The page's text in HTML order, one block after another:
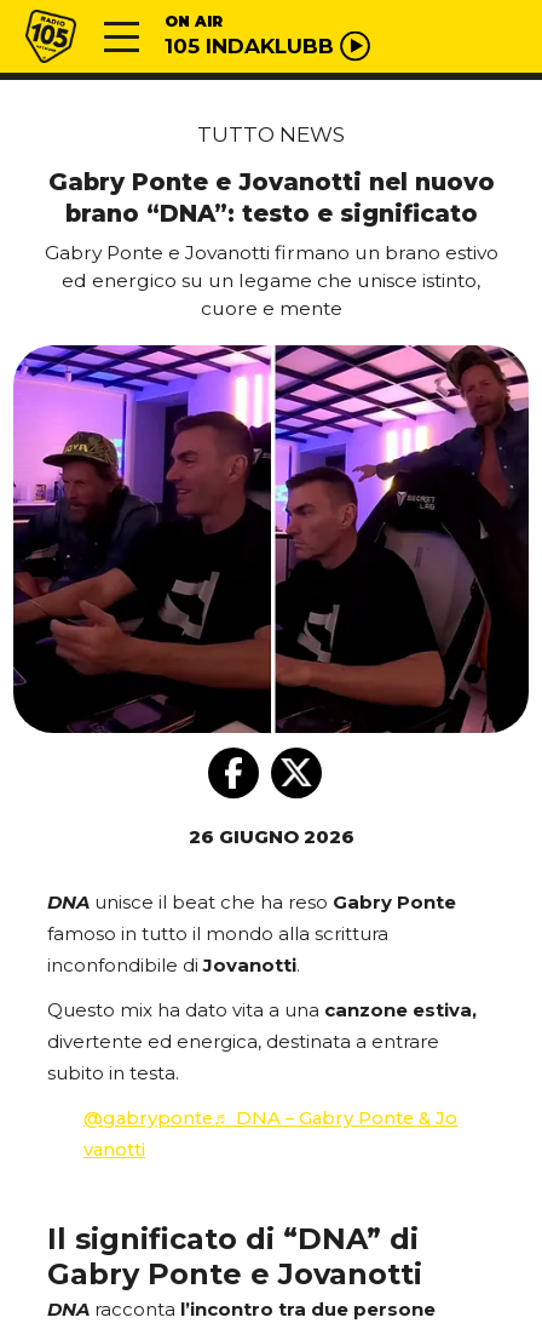
Vai al contenuto
Radio 105 ON AIR
105 INDAKLUBB
TUTTO NEWS
Gabry Ponte e Jovanotti nel nuovo
brano “DNA”: testo e significato
Gabry Ponte e Jovanotti firmano un brano estivo
ed energico su un legame che unisce istinto,
cuore e mente
26 GIUGNO 2026
DNA unisce il beat che ha reso Gabry Ponte
famoso in tutto il mondo alla scrittura
inconfondibile diJovanotti.
Questo mix ha dato vita a una canzone estiva,
divertente ed energica, destinata a entrare
subito in testa.
@gabryponte♬ DNA – Gabry Ponte & Jo
vanotti
Il significato di “DNA” di
Gabry Ponte e Jovanotti
DNA racconta l’incontro tra due persone